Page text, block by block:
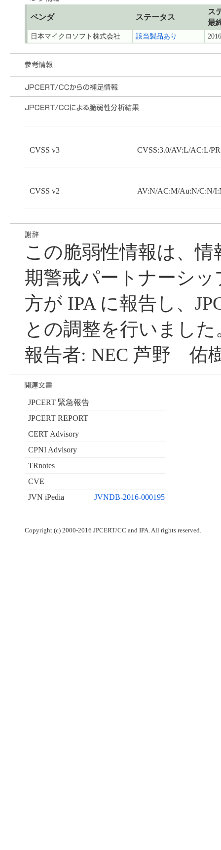
ベンダ ステータス
ス
最
日本マイクロソフト株式会社 該当製品あり
CVSS v3 CVSS:3.0/AV:L/AC:L/
CVSS v2 AV:N/AC:M/Au:N/C:N/
この脆弱性情報は、
期警戒パートナーシ
方が IPA に報告し、
との調整を行いました
報告者: NEC 芦野 佑
JPCERT 緊急報告
JPCERT REPORT
CERT Advisory
CPNI Advisory
TRnotes
CVE
JVN iPedia
JVNDB-2016-000195
Copyright (c) 2000-2016 JPCERT/CC and IPA. All rights reserved.